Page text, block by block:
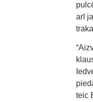
arī
teic